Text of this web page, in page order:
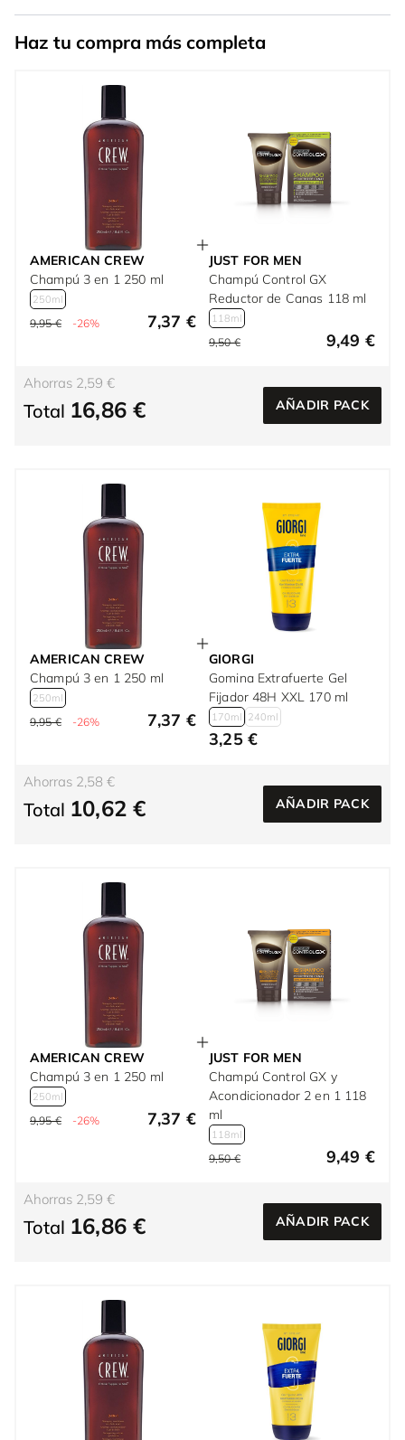
Haz tu compra más completa
AMERICAN CREW
Champú 3 en 1 250 ml
250ml
9,95 € -26% 7,37 €
JUST FOR MEN
Champú Control GX
Reductor de Canas 118 ml
118ml
9,50 € 9,49 €
Ahorras 2,59 €
Total 16,86 € AÑADIR PACK
AMERICAN CREW
Champú 3 en 1 250 ml
250ml
9,95 € -26% 7,37 €
GIORGI
Gomina Extrafuerte Gel
Fijador 48H XXL 170 ml
170ml 240ml
3,25 €
Ahorras 2,58 €
Total 10,62 € AÑADIR PACK
AMERICAN CREW
Champú 3 en 1 250 ml
250ml
9,95 € -26% 7,37 €
JUST FOR MEN
Champú Control GX y
Acondicionador 2 en 1 118
ml
118ml
9,50 € 9,49 €
Ahorras 2,59 €
Total 16,86 € AÑADIR PACK